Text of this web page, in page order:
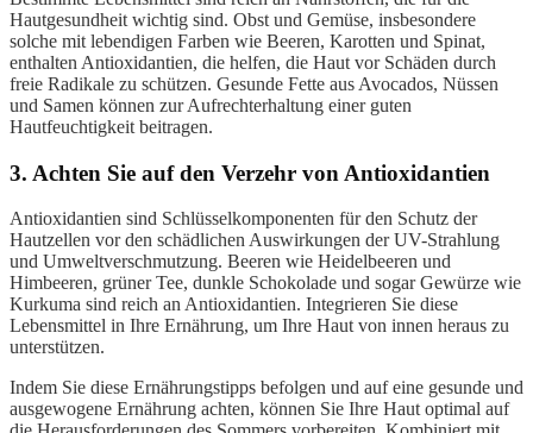
Hautgesundheit wichtig sind. Obst und Gemüse, insbesondere
solche mit lebendigen Farben wie Beeren, Karotten und Spinat,
enthalten Antioxidantien, die helfen, die Haut vor Schäden durch
freie Radikale zu schützen. Gesunde Fette aus Avocados, Nüssen
und Samen können zur Aufrechterhaltung einer guten
Hautfeuchtigkeit beitragen.
3. Achten Sie auf den Verzehr von Antioxidantien
Antioxidantien sind Schlüsselkomponenten für den Schutz der
Hautzellen vor den schädlichen Auswirkungen der UV-Strahlung
und Umweltverschmutzung. Beeren wie Heidelbeeren und
Himbeeren, grüner Tee, dunkle Schokolade und sogar Gewürze wie
Kurkuma sind reich an Antioxidantien. Integrieren Sie diese
Lebensmittel in Ihre Ernährung, um Ihre Haut von innen heraus zu
unterstützen.
Indem Sie diese Ernährungstipps befolgen und auf eine gesunde und
ausgewogene Ernährung achten, können Sie Ihre Haut optimal auf